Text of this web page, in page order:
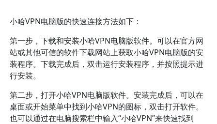
小哈VPN电脑版的快速连接方法如下：
第一步，下载和安装小哈VPN电脑版软件。可以在官方网
站或其他可信的软件下载网站上获取小哈VPN电脑版的安
装程序。下载完成后，双击运行安装程序，并按照提示进
行安装。
第二步，打开小哈VPN电脑版软件。安装完成后，可以在
桌面或开始菜单中找到小哈VPN的图标，双击打开软件。
也可以通过在电脑搜索栏中输入“小哈VPN”来快速找到